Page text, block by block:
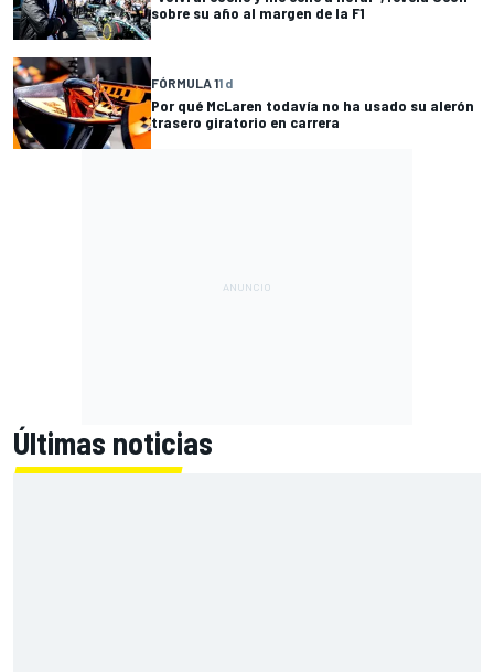
sobre su año al margen de la F1
FÓRMULA 11 d
Por qué McLaren todavía no ha usado su alerón
trasero giratorio en carrera
Últimas noticias